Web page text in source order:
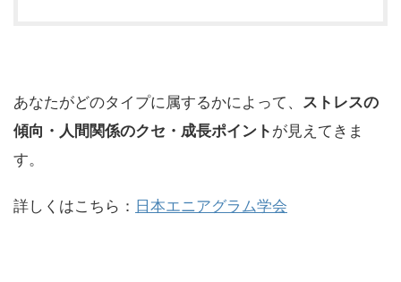
あなたがどのタイプに属するかによって、
ストレスの
傾向・人間関係のクセ・成長ポイント が見えてきま
す。
詳しくはこちら： 日本エニアグラム学会